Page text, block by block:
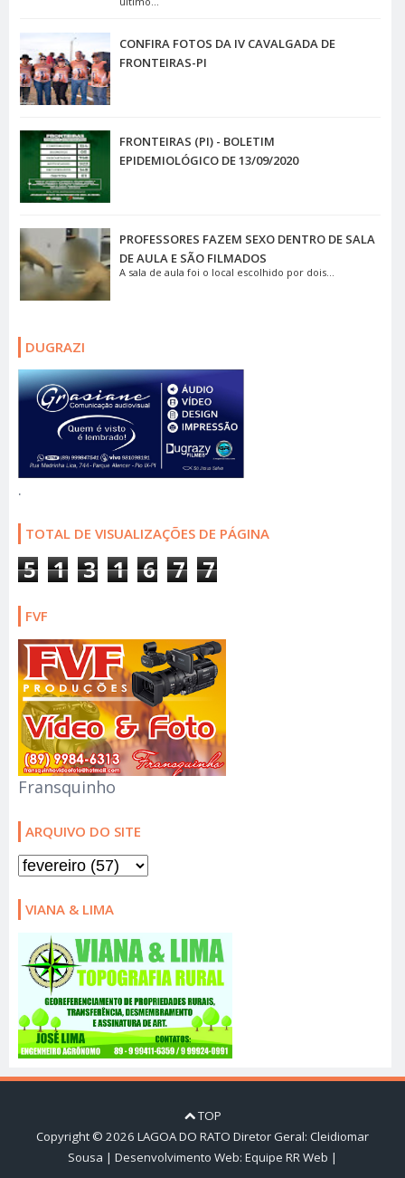
CONFIRA FOTOS DA IV CAVALGADA DE
FRONTEIRAS-PI
FRONTEIRAS (PI) - BOLETIM
EPIDEMIOLÓGICO DE 13/09/2020
PROFESSORES FAZEM SEXO DENTRO DE SALA
DE AULA E SÃO FILMADOS
A sala de aula foi o local escolhido por dois...
DUGRAZI
.
TOTAL DE VISUALIZAÇÕES DE PÁGINA
5 1 3 1 6 7 7
FVF
Fransquinho
ARQUIVO DO SITE
VIANA & LIMA
TOP
Copyright © 2026 LAGOA DO RATO Diretor Geral: Cleidiomar
Sousa | Desenvolvimento Web: Equipe RR Web |